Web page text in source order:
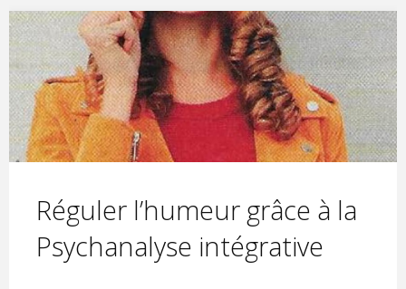
l’aide:
«Je
me
plains
le
temps»"
Réguler l’humeur grâce à la
Psychanalyse intégrative